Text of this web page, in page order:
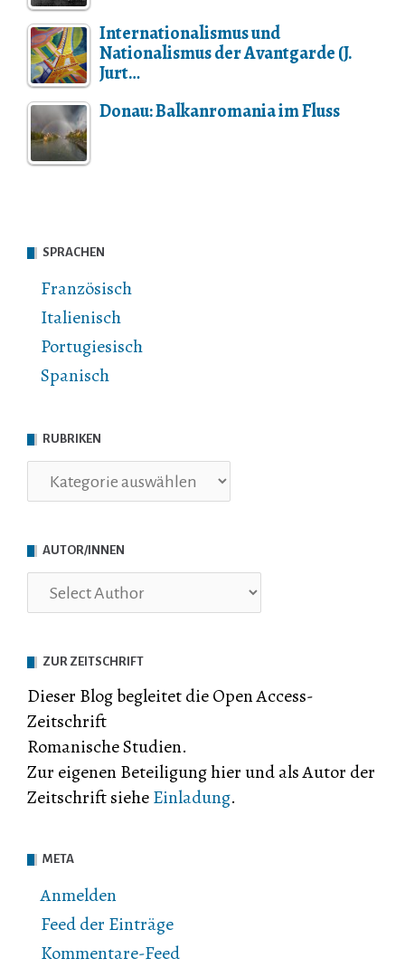
Internationalismus und
Nationalismus der Avantgarde (J.
Jurt…
Donau: Balkanromania im Fluss
SPRACHEN
Französisch
Italienisch
Portugiesisch
Spanisch
RUBRIKEN
Rubriken
AUTOR/INNEN
ZUR ZEITSCHRIFT
Dieser Blog begleitet die Open Access-
Zeitschrift
Romanische Studien.
Zur eigenen Beteiligung hier und als Autor der
Zeitschrift sieheEinladung.
META
Anmelden
Feed der Einträge
Kommentare-Feed